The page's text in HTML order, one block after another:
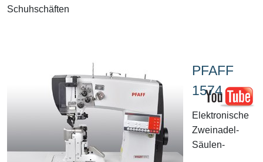
Schuhschäften
PFAFF
1574
Elektronische
Zweinadel-
Säulen-